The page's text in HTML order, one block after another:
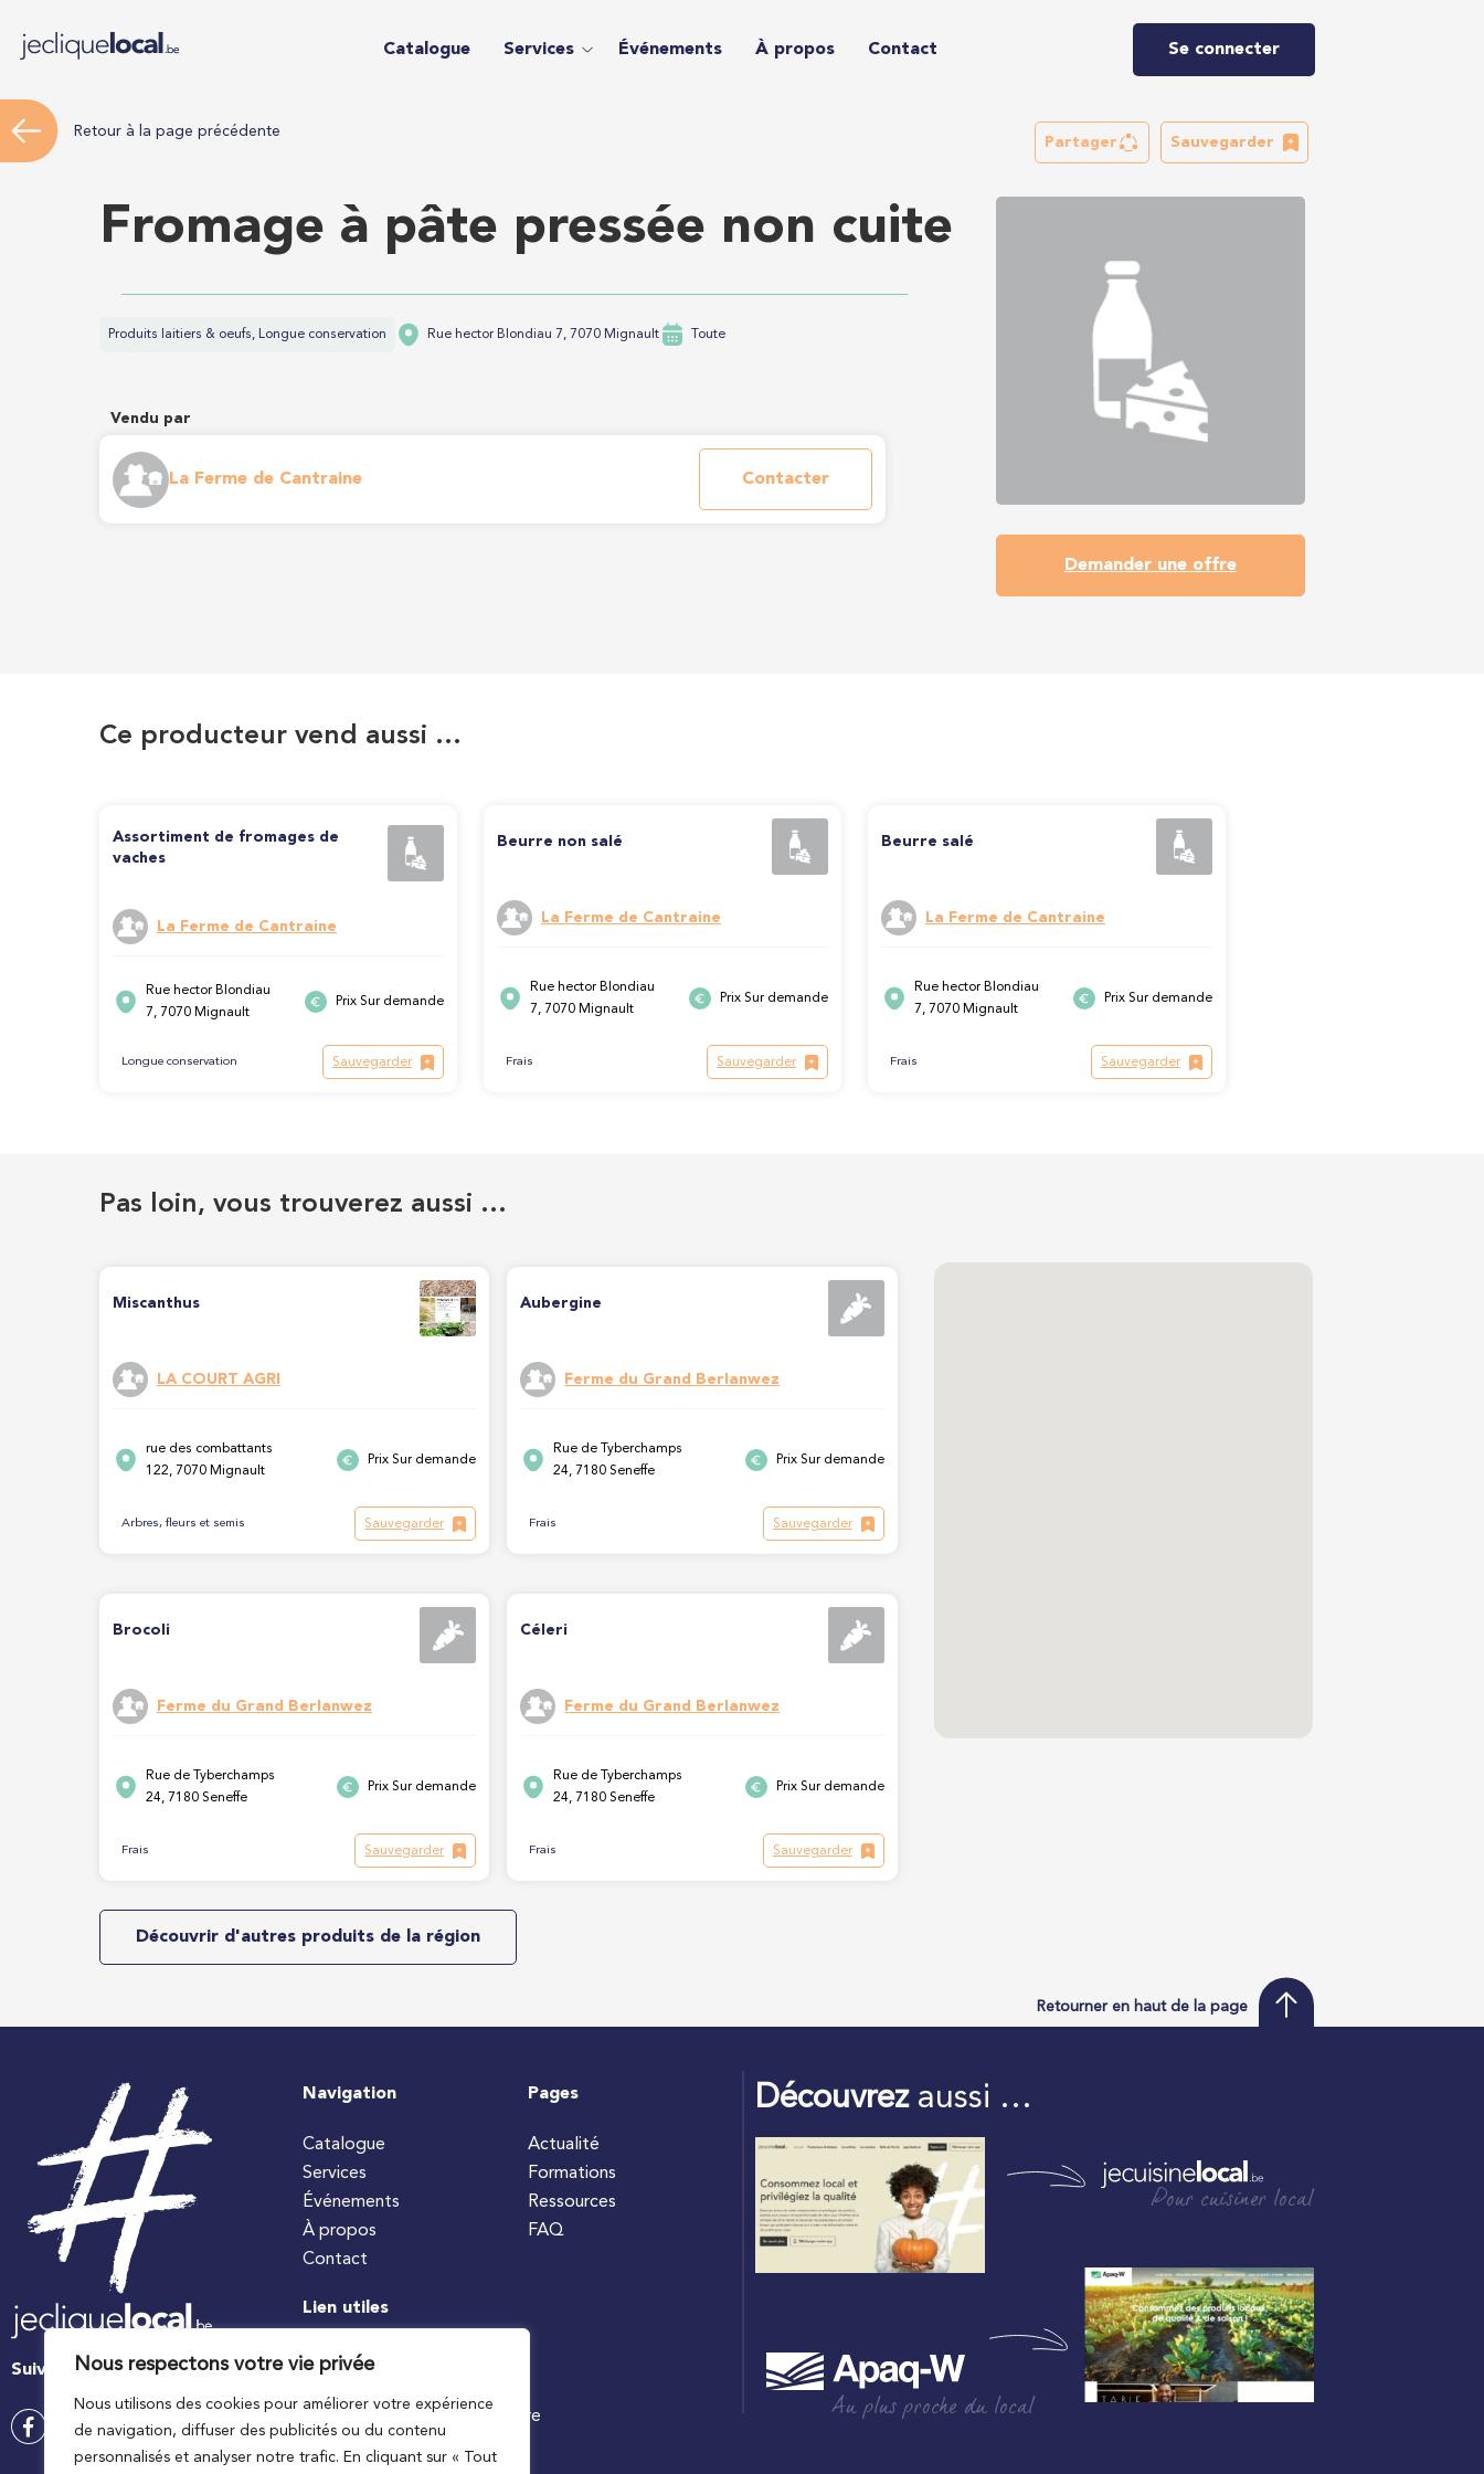
Nous respectons votre vie privée
Nous utilisons des cookies pour améliorer votre expérience
de navigation, diffuser des publicités ou du contenu
personnalisés et analyser notre trafic. En cliquant sur « Tout
Catalogue Services Événements À propos Contact Se connecter
Retour à la page précédente
Partager Sauvegarder
Fromage à pâte pressée non cuite
Produits laitiers & oeufs, Longue conservation Rue hector Blondiau 7, 7070 Mignault Toute
Vendu par
La Ferme de Cantraine Contacter
Demander une offre
Ce producteur vend aussi …
Assortiment de fromages de
vaches
La Ferme de Cantraine
Rue hector Blondiau
7, 7070 Mignault
Prix Sur demande
Longue conservation Sauvegarder
Beurre non salé
La Ferme de Cantraine
Rue hector Blondiau
7, 7070 Mignault
Prix Sur demande
Frais Sauvegarder
Beurre salé
La Ferme de Cantraine
Rue hector Blondiau
7, 7070 Mignault
Prix Sur demande
Frais Sauvegarder
Pas loin, vous trouverez aussi …
Miscanthus
LA COURT AGRI
rue des combattants
122, 7070 Mignault
Prix Sur demande
Arbres, fleurs et semis Sauvegarder
Aubergine
Ferme du Grand Berlanwez
Rue de Tyberchamps
24, 7180 Seneffe
Prix Sur demande
Frais Sauvegarder
Brocoli
Ferme du Grand Berlanwez
Rue de Tyberchamps
24, 7180 Seneffe
Prix Sur demande
Frais Sauvegarder
Céleri
Ferme du Grand Berlanwez
Rue de Tyberchamps
24, 7180 Seneffe
Prix Sur demande
Frais Sauvegarder
Découvrir d'autres produits de la région
Retourner en haut de la page
Suivez-nous
Navigation
Catalogue
Services
Événements
À propos
Contact
Pages
Actualité
Formations
Ressources
FAQ
Lien utiles
#jecuisinelocal
Ministre wallon de l’agriculture
Découvrezaussi …
Pour cuisiner local
Au plus proche du local